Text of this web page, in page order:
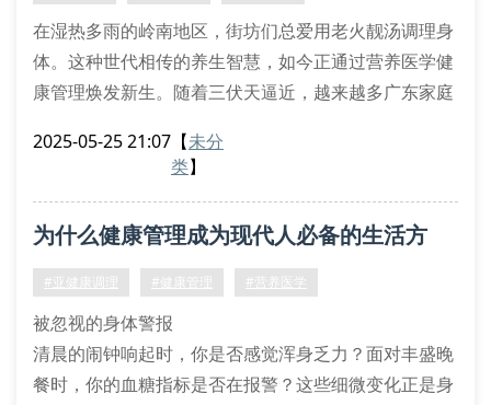
动
在湿热多雨的岭南地区，街坊们总爱用老火靓汤调理身
体。这种世代相传的养生智慧，如今正通过营养医学健
康管理焕发新生。随着三伏天逼近，越来越多广东家庭
十年沉淀的精准服务
习惯调整碳水摄入比例。通过生活方式干预和营养素补
充双管齐下，帮助客户实现血糖平稳。
2025-05-25 21:07 【未分
类】
为什么健康管理成为现代人必备的生活方
式？
#亚健康调理 #健康管理 #营养医学
被忽视的身体警报
清晨的闹钟响起时，你是否感觉浑身乏力？面对丰盛晚
餐时，你的血糖指标是否在报警？这些细微变化正是身